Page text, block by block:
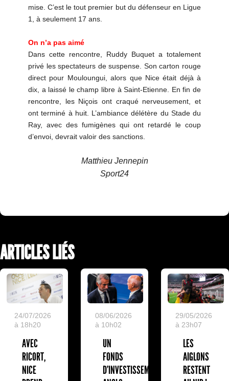
mise. C’est le tout premier but du défenseur en Ligue
1, à seulement 17 ans.
On n’a pas aimé
Dans cette rencontre, Ruddy Buquet a totalement
privé les spectateurs de suspense. Son carton rouge
direct pour Mouloungui, alors que Nice était déjà à
dix, a laissé le champ libre à Saint-Etienne. En fin de
rencontre, les Niçois ont craqué nerveusement, et
ont terminé à huit. L’ambiance délétère du Stade du
Ray, avec des fumigènes qui ont retardé le coup
d’envoi, devrait valoir des sanctions.
Matthieu Jennepin
Sport24
ARTICLES LIÉS
24/07/2026
à 18h20
AVEC
RICORT,
NICE
08/06/2026
à 10h02
UN
FONDS
D'INVESTISSEMENT
29/05/2026
à 23h07
LES
AIGLONS
RESTENT